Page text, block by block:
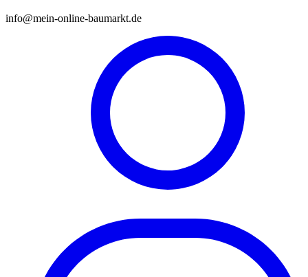
info@mein-online-baumarkt.de